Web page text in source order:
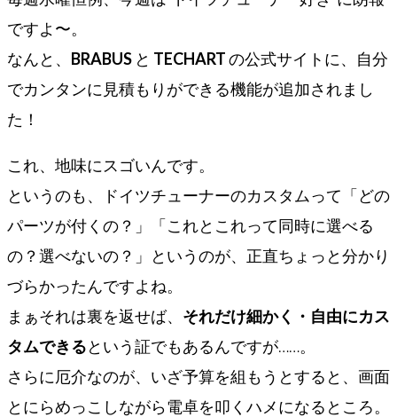
ですよ〜。
なんと、 BRABUS と TECHARTの公式サイトに、自分
でカンタンに見積もりができる機能が追加されまし
た！
これ、地味にスゴいんです。
というのも、ドイツチューナーのカスタムって「どの
パーツが付くの？」「これとこれって同時に選べる
の？選べないの？」というのが、正直ちょっと分かり
づらかったんですよね。
まぁそれは裏を返せば、 それだけ細かく・自由にカス
タムできるという証でもあるんですが……。
さらに厄介なのが、いざ予算を組もうとすると、画面
とにらめっこしながら電卓を叩くハメになるところ。